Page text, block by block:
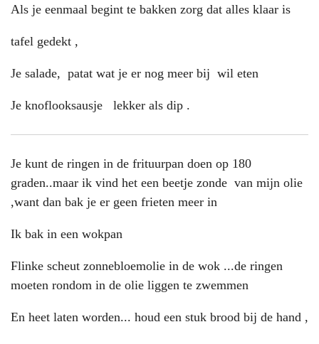
Als je eenmaal begint te bakken zorg dat alles klaar is
tafel gedekt ,
Je salade, patat wat je er nog meer bij wil eten
Je knoflooksausje lekker als dip .
Je kunt de ringen in de frituurpan doen op 180
graden..maar ik vind het een beetje zonde van mijn olie
,want dan bak je er geen frieten meer in
Ik bak in een wokpan
Flinke scheut zonnebloemolie in de wok ...de ringen
moeten rondom in de olie liggen te zwemmen
En heet laten worden... houd een stuk brood bij de hand ,